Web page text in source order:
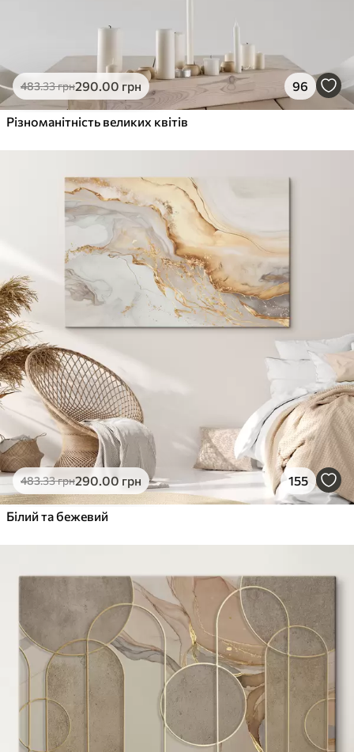
483.33грн290.00 грн 96
Різноманітність великих квітів
483.33грн290.00 грн 155
Білий та бежевий